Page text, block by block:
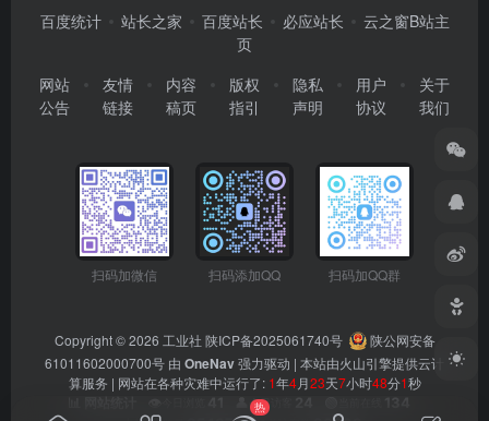
百度统计 站长之家 百度站长 必应站长
云之窗B站主
页
网站
公告
友情
链接
内容
稿页
版权
指引
隐私
声明
用户
协议
关于
我们
扫码加微信 扫码添加QQ 扫码加QQ群
Copyright © 2026 工业社 陕ICP备2025061740号
陕公网安备
61011602000700号 由 OneNav强力驱动 | 本站由火山引擎提供云计
算服务 | 网站在各种灾难中运行了: 1年4月23天7小时48分1秒
今日访客
热